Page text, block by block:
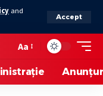
and
Accept
Aa